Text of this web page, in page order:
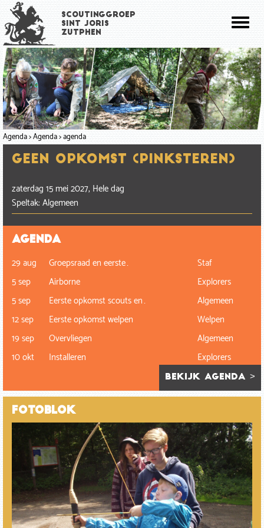
Overslaan
en
naar
de
inhoud
gaan
Toggle
Scoutinggroep
Sint Joris
Zutphen
Agenda Agenda agenda
Geen opkomst (Pinksteren)
zaterdag 15 mei 2027, Hele dag
Speltak: Algemeen
Agenda
29 aug Groepsraad en eerste…
Staf
5 sep
Airborne
Explorers
5 sep
Eerste opkomst scouts en…
Algemeen
12 sep
Eerste opkomst welpen
Welpen
19 sep
Overvliegen
Algemeen
10 okt
Installeren Explorers
bekijk agenda >
Fotoblok